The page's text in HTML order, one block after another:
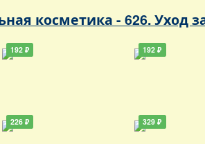
косметика - 626. Уход
192 ₽
226 ₽
192 ₽
329 ₽